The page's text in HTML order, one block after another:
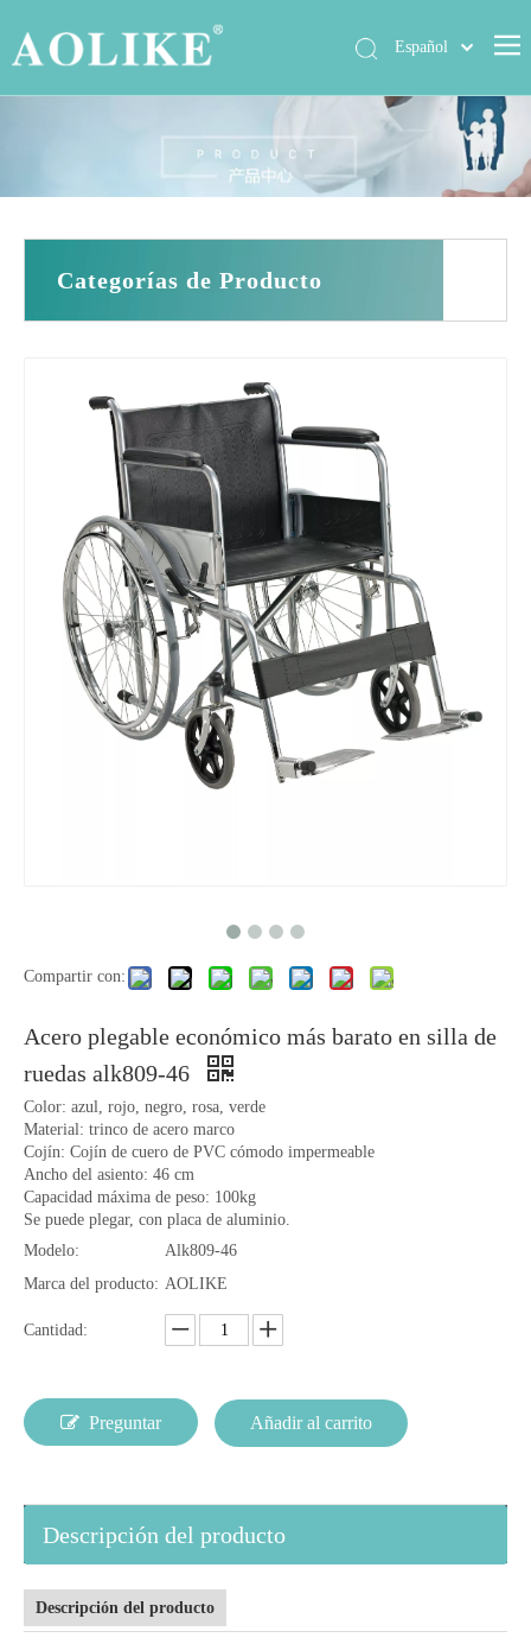
Exposición
Preguntas más frecuentes
Español
简体中文
English
Categorías de Producto
Compartir con:
Acero plegable económico más barato en silla de
ruedas alk809-46
Color: azul, rojo, negro, rosa, verde
Material: trinco de acero marco
Cojín: Cojín de cuero de PVC cómodo impermeable
Ancho del asiento: 46 cm
Capacidad máxima de peso: 100kg
Se puede plegar, con placa de aluminio.
Modelo:
Alk809-46
Marca del producto: AOLIKE
Cantidad:
Preguntar Añadir al carrito
Descripción del producto
Descripción del producto